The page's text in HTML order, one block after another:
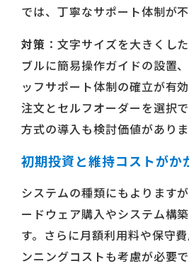
では、丁寧なサポート体制が不
対策 ：文字サイズを大きくし
ブルに簡易操作ガイドの設置
ッフサポート体制の確立が有
注文とセルフオーダーを選択
方式の導入も検討価値がありま
初期投資と維持コストがか
システムの種類にもよります
ードウェア購入やシステム構
す。さらに月額利用料や保守
ンニングコストも考慮が必要で